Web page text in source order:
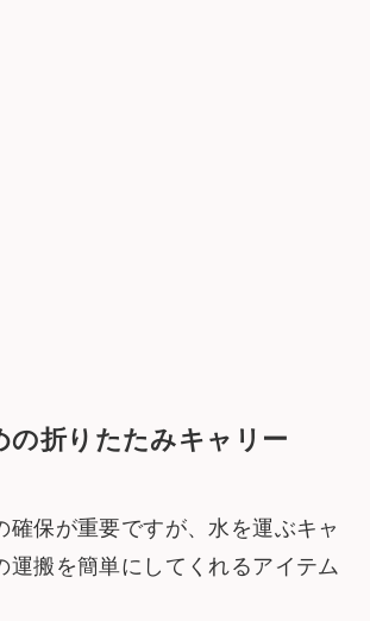
の折りたたみキャリー
確保が重要ですが、水を運ぶキャ
運搬を簡単にしてくれるアイテム